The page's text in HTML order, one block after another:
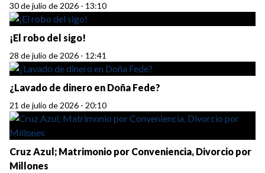
30 de julio de 2026 - 13:10
¡El robo del sigo!
28 de julio de 2026 - 12:41
¿Lavado de dinero en Doña Fede?
21 de julio de 2026 - 20:10
Cruz Azul; Matrimonio por Conveniencia, Divorcio por
Millones